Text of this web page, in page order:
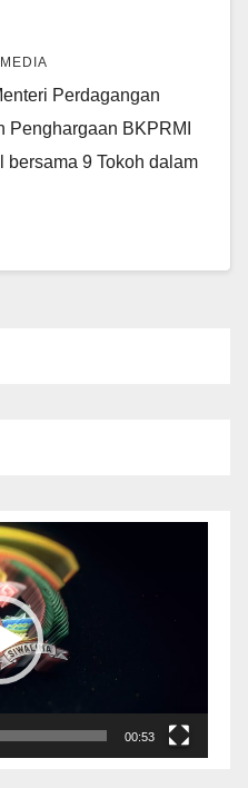
Perdagangan
BKPRMI
bersama 9 Tokoh dalam
00:53